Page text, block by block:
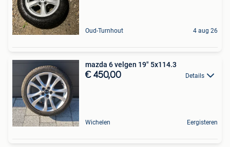
Oud-Turnhout 4 aug 26
mazda 6 velgen 19" 5x114.3
€ 450,00 Details
Wichelen Eergisteren